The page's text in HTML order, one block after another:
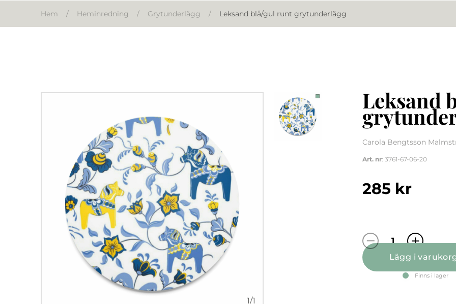
Hem / Heminredning / Grytunderlägg / Leksand blå/gul runt grytunderlägg
1/1
Leksand
Carola Bengtsson
Art. nr: 3761-67-06-20
285 kr
Leksand blå/
Lägg i
Finns i lager